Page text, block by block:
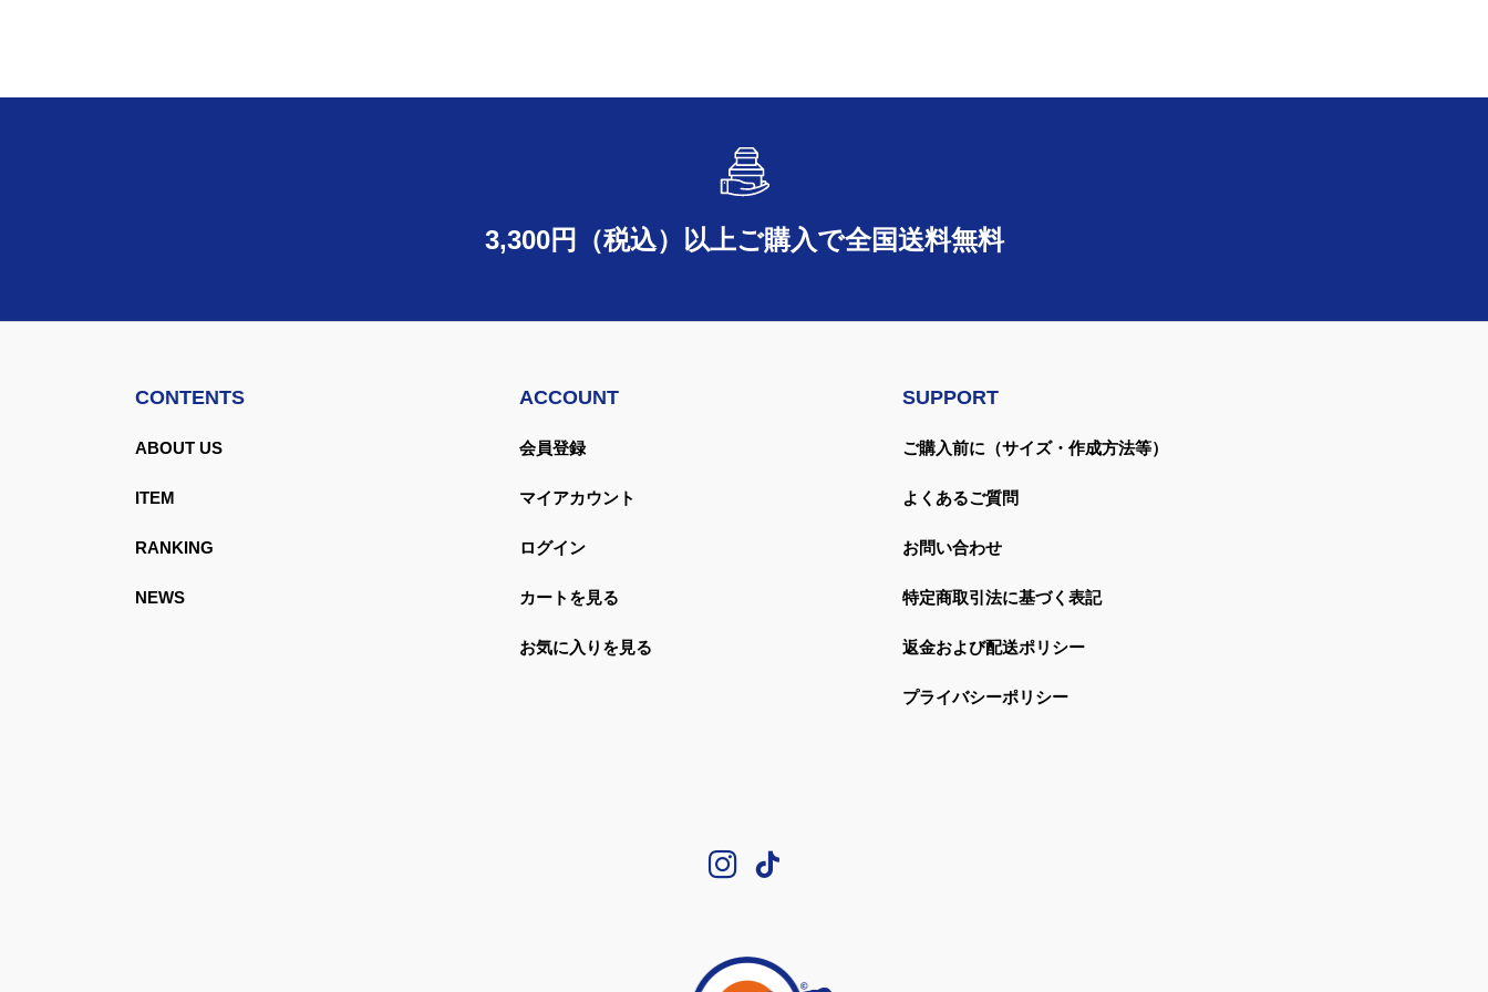
3,300円（税込）以上ご購入で全国送料無料
CONTENTS
ABOUT US
ITEM
RANKING
NEWS
ACCOUNT
会員登録
マイアカウント
ログイン
カートを見る
お気に入りを見る
SUPPORT
ご購入前に（サイズ・作成方法等）
よくあるご質問
お問い合わせ
特定商取引法に基づく表記
返金および配送ポリシー
プライバシーポリシー